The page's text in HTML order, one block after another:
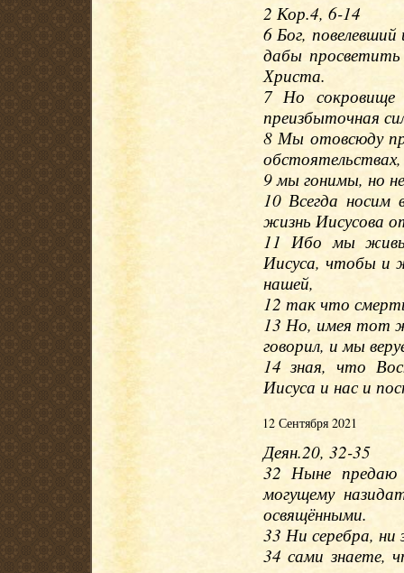
2 Кор.4, 6-14
6 Бог,
дабы
Христа.
7 Но сокровище
преизбыточная
8 Мы отовсюду
9 мы гонимы, но
10 Всегда
жизнь Иисусова
11 Ибо мы
Иисуса, чтобы и
нашей,
12 так что
13 Но, имея тот
говорил, и мы
14 зная, что
Иисуса и нас и
12 Сентября 2021
Деян.20, 32-35
32 Ныне предаю
могущему
освящёнными.
33 Ни серебра,
34 сами знаете,